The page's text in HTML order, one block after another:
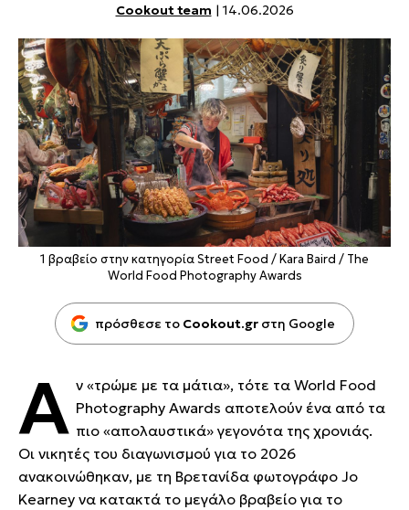
Cookout team | 14.06.2026
1 βραβείο στην κατηγορία Street Food / Kara Baird / The
World Food Photography Awards
πρόσθεσε το Cookout.gr στη Google
Α ν «τρώμε με τα μάτια», τότε τα World Food
Photography Awards αποτελούν ένα από τα
πιο «απολαυστικά» γεγονότα της χρονιάς.
Οι νικητές του διαγωνισμού για το 2026
ανακοινώθηκαν, με τη Βρετανίδα φωτογράφο Jo
Kearney να κατακτά το μεγάλο βραβείο για το